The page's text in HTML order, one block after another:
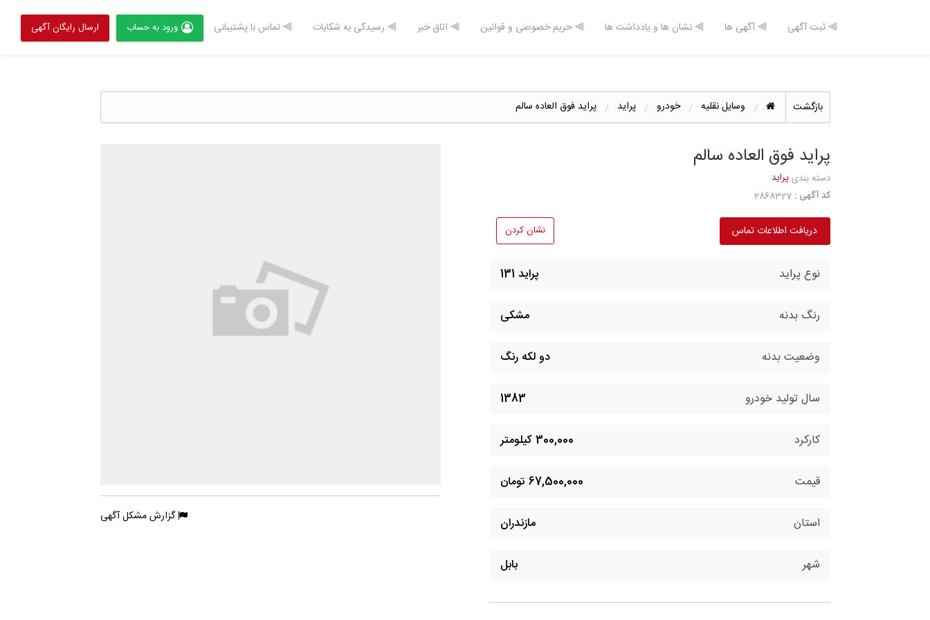
⫸ ثبت آگهی ⫸ آگهی ها ⫸ نشان ها و یادداشت ها ⫸ حریم خصوصی و قوانین ⫸ اتاق خبر ⫸ رسیدگی به شکایات ⫸ تماس با پشتیبانی ورود به حساب ارسال رایگان آگهی
بازگشت وسایل نقلیه خودرو پراید پراید فوق العاده سالم
پراید فوق العاده سالم
دسته بندیپراید
کد آگهی : 2868327
دریافت اطلاعات تماس نشان کردن
نوع پراید پراید 131
رنگ بدنه مشکی
وضعیت بدنه دو لکه رنگ
سال تولید خودرو 1383
کارکرد 300,000 کیلومتر
قیمت 67,500,000 تومان
استان مازندران
شهر بابل
گزارش مشکل آگهی